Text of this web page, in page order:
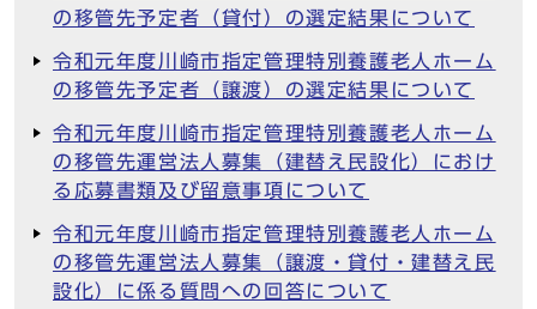
の移管先予定者（貸付）の選定結果について
令和元年度川崎市指定管理特別養護老人ホーム
の移管先予定者（譲渡）の選定結果について
令和元年度川崎市指定管理特別養護老人ホーム
の移管先運営法人募集（建替え民設化）におけ
る応募書類及び留意事項について
令和元年度川崎市指定管理特別養護老人ホーム
の移管先運営法人募集（譲渡・貸付・建替え民
設化）に係る質問への回答について